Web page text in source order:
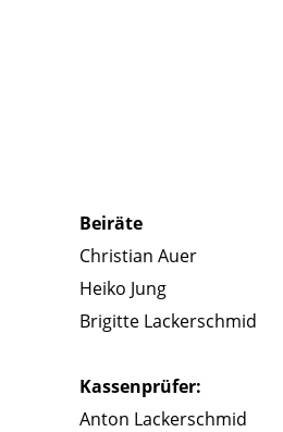
Beiräte
Christian Auer
Heiko Jung
Brigitte Lackerschmid
Kassenprüfer:
Anton Lackerschmid